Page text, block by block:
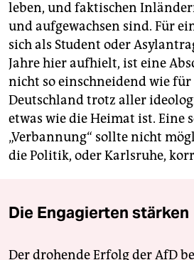
leben, und faktischen
und aufgewachsen sind. Für
sich als Student oder
Jahre hier aufhielt, ist eine
nicht so einschneidend wie
Deutschland trotz aller
etwas wie die Heimat ist. Eine
„Verbannung“ sollte nicht
die Politik, oder Karlsruhe,
Die Engagierten stärken
Der drohende Erfolg der AfD